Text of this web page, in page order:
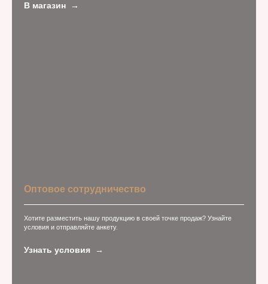
В магазин
Оптовое сотрудничество
Хотите разместить нашу продукцию в своей точке продаж? Узнайте
условия и отправляйте анкету.
Узнать условия